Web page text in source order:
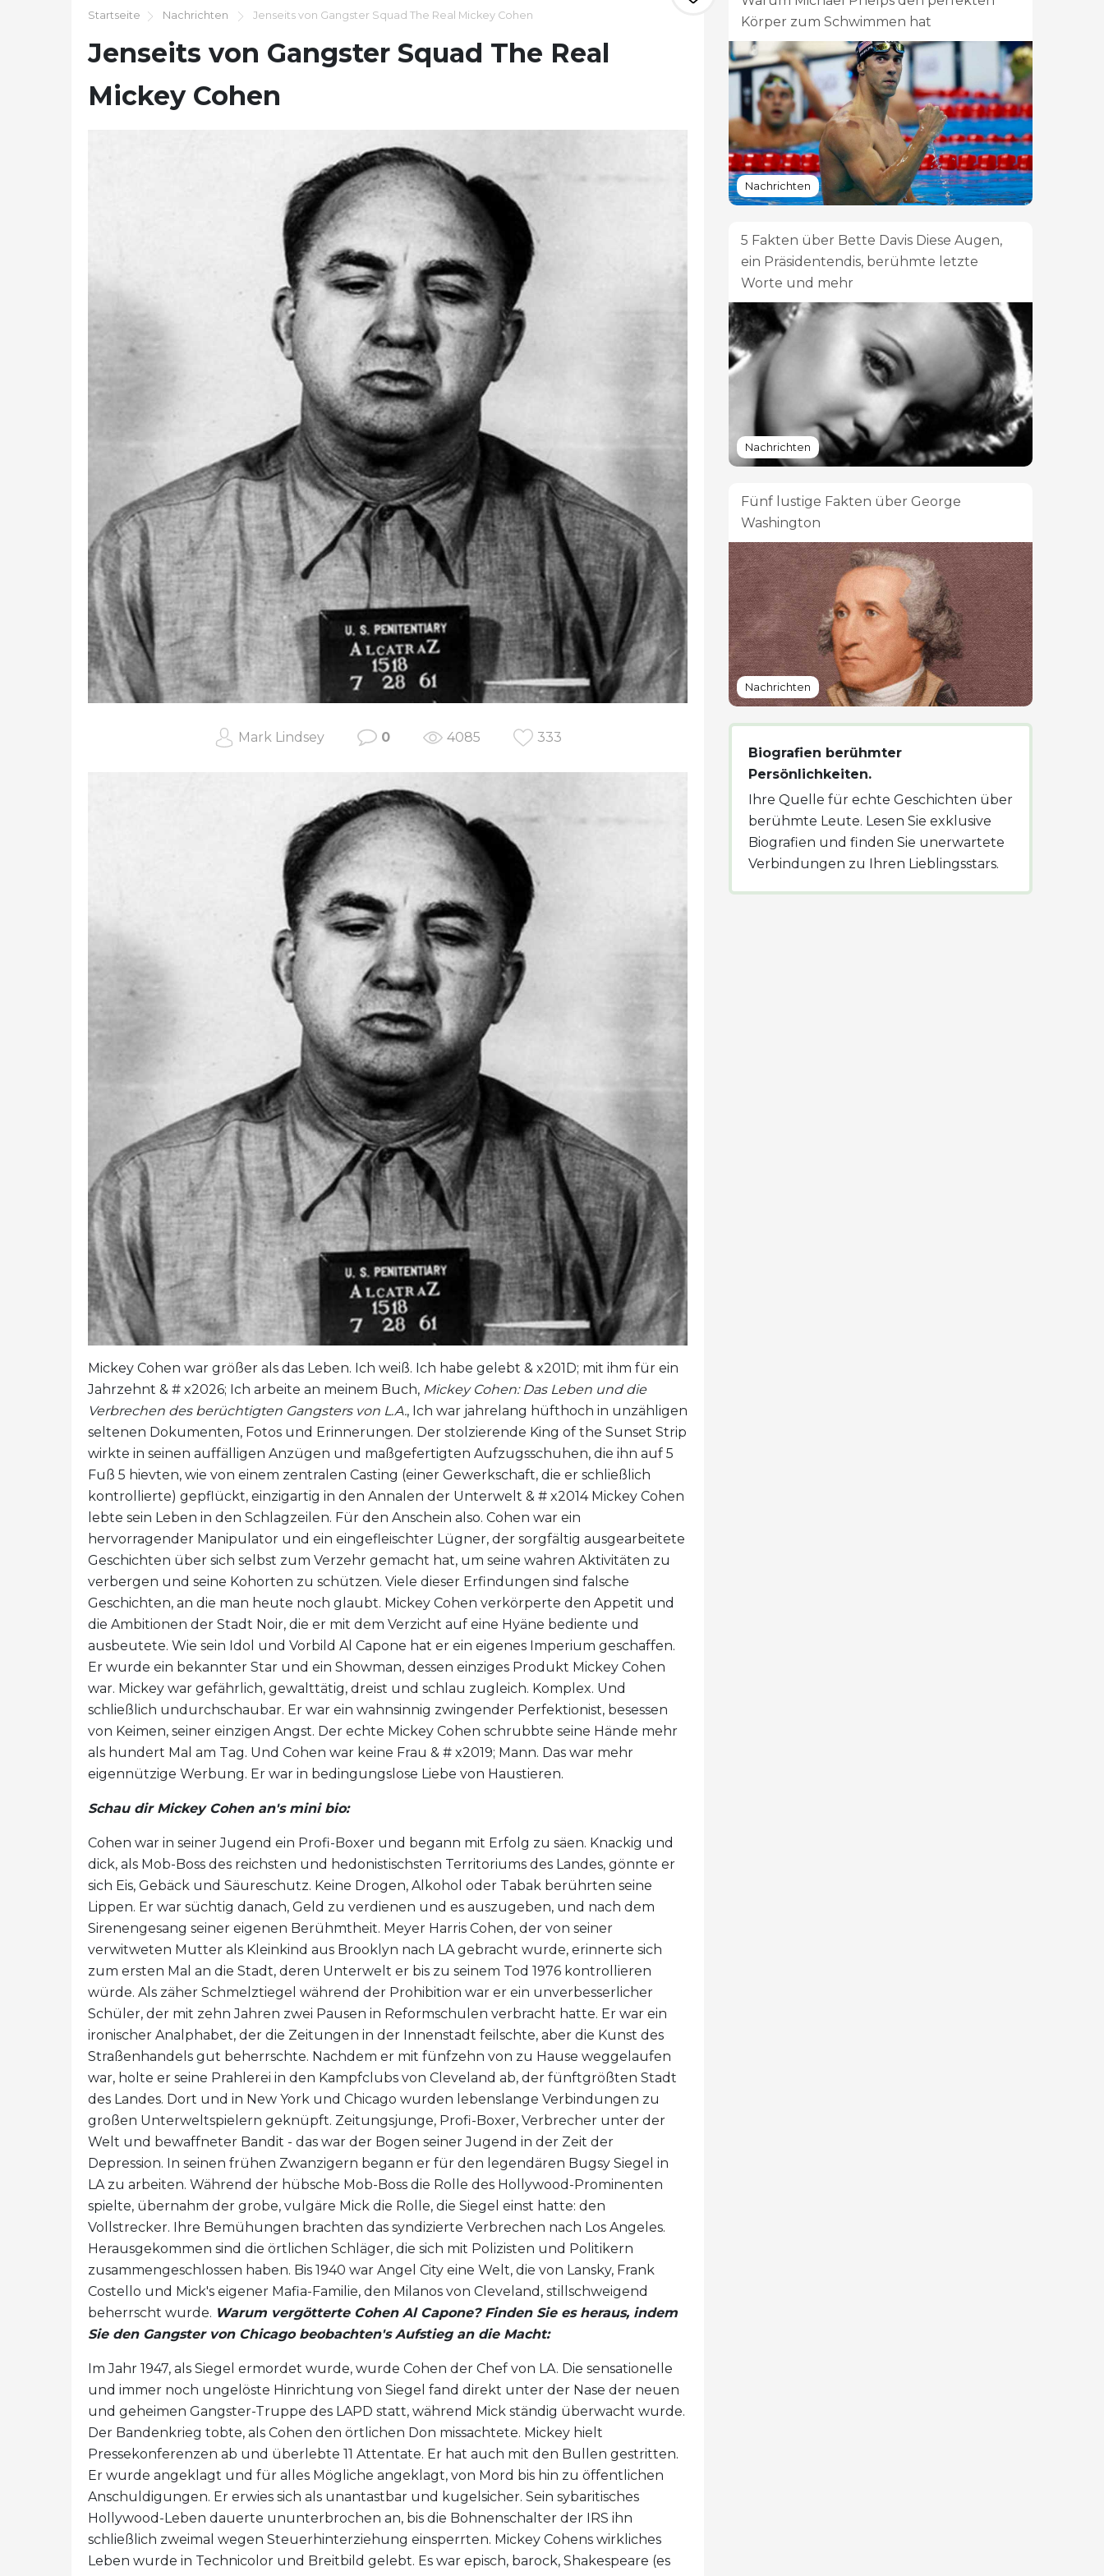
Startseite Nachrichten Jenseits von Gangster Squad The Real Mickey Cohen
Jenseits von Gangster Squad The Real
Mickey Cohen
Mark Lindsey 0 4085 333
Mickey Cohen war größer als das Leben. Ich weiß. Ich habe gelebt & x201D; mit ihm für ein
Jahrzehnt & # x2026; Ich arbeite an meinem Buch, Mickey Cohen: Das Leben und die
Verbrechen des berüchtigten Gangsters von L.A., Ich war jahrelang hüfthoch in unzähligen
seltenen Dokumenten, Fotos und Erinnerungen. Der stolzierende King of the Sunset Strip
wirkte in seinen auffälligen Anzügen und maßgefertigten Aufzugsschuhen, die ihn auf 5
Fuß 5 hievten, wie von einem zentralen Casting (einer Gewerkschaft, die er schließlich
kontrollierte) gepflückt, einzigartig in den Annalen der Unterwelt & # x2014 Mickey Cohen
lebte sein Leben in den Schlagzeilen. Für den Anschein also. Cohen war ein
hervorragender Manipulator und ein eingefleischter Lügner, der sorgfältig ausgearbeitete
Geschichten über sich selbst zum Verzehr gemacht hat, um seine wahren Aktivitäten zu
verbergen und seine Kohorten zu schützen. Viele dieser Erfindungen sind falsche
Geschichten, an die man heute noch glaubt. Mickey Cohen verkörperte den Appetit und
die Ambitionen der Stadt Noir, die er mit dem Verzicht auf eine Hyäne bediente und
ausbeutete. Wie sein Idol und Vorbild Al Capone hat er ein eigenes Imperium geschaffen.
Er wurde ein bekannter Star und ein Showman, dessen einziges Produkt Mickey Cohen
war. Mickey war gefährlich, gewalttätig, dreist und schlau zugleich. Komplex. Und
schließlich undurchschaubar. Er war ein wahnsinnig zwingender Perfektionist, besessen
von Keimen, seiner einzigen Angst. Der echte Mickey Cohen schrubbte seine Hände mehr
als hundert Mal am Tag. Und Cohen war keine Frau & # x2019; Mann. Das war mehr
eigennützige Werbung. Er war in bedingungslose Liebe von Haustieren.
Schau dir Mickey Cohen an's mini bio:
Cohen war in seiner Jugend ein Profi-Boxer und begann mit Erfolg zu säen. Knackig und
dick, als Mob-Boss des reichsten und hedonistischsten Territoriums des Landes, gönnte er
sich Eis, Gebäck und Säureschutz. Keine Drogen, Alkohol oder Tabak berührten seine
Lippen. Er war süchtig danach, Geld zu verdienen und es auszugeben, und nach dem
Sirenengesang seiner eigenen Berühmtheit. Meyer Harris Cohen, der von seiner
verwitweten Mutter als Kleinkind aus Brooklyn nach LA gebracht wurde, erinnerte sich
zum ersten Mal an die Stadt, deren Unterwelt er bis zu seinem Tod 1976 kontrollieren
würde. Als zäher Schmelztiegel während der Prohibition war er ein unverbesserlicher
Schüler, der mit zehn Jahren zwei Pausen in Reformschulen verbracht hatte. Er war ein
ironischer Analphabet, der die Zeitungen in der Innenstadt feilschte, aber die Kunst des
Straßenhandels gut beherrschte. Nachdem er mit fünfzehn von zu Hause weggelaufen
war, holte er seine Prahlerei in den Kampfclubs von Cleveland ab, der fünftgrößten Stadt
des Landes. Dort und in New York und Chicago wurden lebenslange Verbindungen zu
großen Unterweltspielern geknüpft. Zeitungsjunge, Profi-Boxer, Verbrecher unter der
Welt und bewaffneter Bandit - das war der Bogen seiner Jugend in der Zeit der
Depression. In seinen frühen Zwanzigern begann er für den legendären Bugsy Siegel in
LA zu arbeiten. Während der hübsche Mob-Boss die Rolle des Hollywood-Prominenten
spielte, übernahm der grobe, vulgäre Mick die Rolle, die Siegel einst hatte: den
Vollstrecker. Ihre Bemühungen brachten das syndizierte Verbrechen nach Los Angeles.
Herausgekommen sind die örtlichen Schläger, die sich mit Polizisten und Politikern
zusammengeschlossen haben. Bis 1940 war Angel City eine Welt, die von Lansky, Frank
Costello und Mick's eigener Mafia-Familie, den Milanos von Cleveland, stillschweigend
beherrscht wurde. Warum vergötterte Cohen Al Capone? Finden Sie es heraus, indem
Sie den Gangster von Chicago beobachten's Aufstieg an die Macht:
Im Jahr 1947, als Siegel ermordet wurde, wurde Cohen der Chef von LA. Die sensationelle
und immer noch ungelöste Hinrichtung von Siegel fand direkt unter der Nase der neuen
und geheimen Gangster-Truppe des LAPD statt, während Mick ständig überwacht wurde.
Der Bandenkrieg tobte, als Cohen den örtlichen Don missachtete. Mickey hielt
Pressekonferenzen ab und überlebte 11 Attentate. Er hat auch mit den Bullen gestritten.
Er wurde angeklagt und für alles Mögliche angeklagt, von Mord bis hin zu öffentlichen
Anschuldigungen. Er erwies sich als unantastbar und kugelsicher. Sein sybaritisches
Hollywood-Leben dauerte ununterbrochen an, bis die Bohnenschalter der IRS ihn
schließlich zweimal wegen Steuerhinterziehung einsperrten. Mickey Cohens wirkliches
Leben wurde in Technicolor und Breitbild gelebt. Es war episch, barock, Shakespeare (es
Körper zum Schwimmen hat
Nachrichten
5 Fakten über Bette Davis Diese Augen,
ein Präsidentendis, berühmte letzte
Worte und mehr
Nachrichten
Fünf lustige Fakten über George
Washington
Nachrichten
Biografien berühmter
Persönlichkeiten.
Ihre Quelle für echte Geschichten über
berühmte Leute. Lesen Sie exklusive
Biografien und finden Sie unerwartete
Verbindungen zu Ihren Lieblingsstars.